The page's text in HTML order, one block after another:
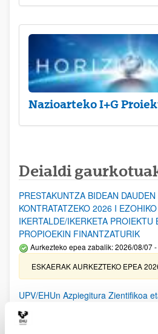
Nazioarteko I+G
Deialdi
PRESTAKUNTZA BIDEAN
KONTRATATZEKO 2026 I
IKERTALDE/IKERKETA PROIEKTU
PROPIOEKIN FINANTZATURIK
Aurkezteko epea zabalik: 2026/08/07
ESKAERAK AURKEZTEKO EPEA
UPV/EHUn Azpiegitura Zientifikoa